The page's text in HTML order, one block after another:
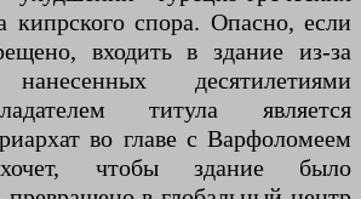
кипрского спора. Опасно, если
входить в здание из-за
десятилетиями
титула является
во главе с Варфоломеем
чтобы здание было